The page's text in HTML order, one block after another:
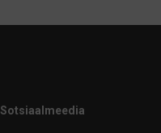
Sotsiaalmeedia